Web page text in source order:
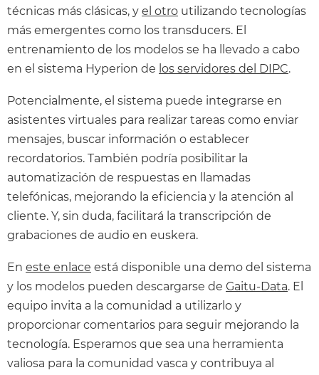
técnicas más clásicas, y el otro utilizando tecnologías
más emergentes como los transducers. El
entrenamiento de los modelos se ha llevado a cabo
en el sistema Hyperion de los servidores del DIPC.
Potencialmente, el sistema puede integrarse en
asistentes virtuales para realizar tareas como enviar
mensajes, buscar información o establecer
recordatorios. También podría posibilitar la
automatización de respuestas en llamadas
telefónicas, mejorando la eficiencia y la atención al
cliente. Y, sin duda, facilitará la transcripción de
grabaciones de audio en euskera.
En este enlace está disponible una demo del sistema
y los modelos pueden descargarse de Gaitu-Data. El
equipo invita a la comunidad a utilizarlo y
proporcionar comentarios para seguir mejorando la
tecnología. Esperamos que sea una herramienta
valiosa para la comunidad vasca y contribuya al